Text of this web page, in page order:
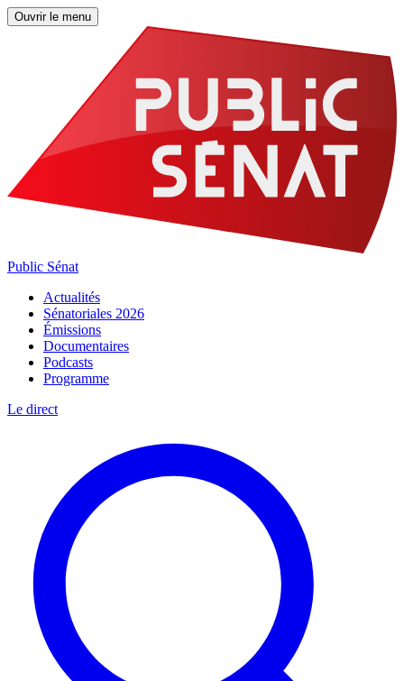
Ouvrir le menu
Public Sénat
Actualités
Sénatoriales 2026
Émissions
Documentaires
Podcasts
Programme
Le direct